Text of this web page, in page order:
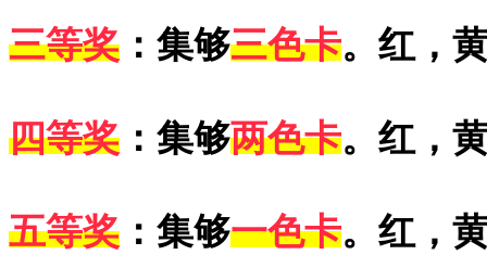
三等奖 ：集够三色卡。红，
四等奖 ：集够两色卡。红，
五等奖 ：集够一色卡。红，